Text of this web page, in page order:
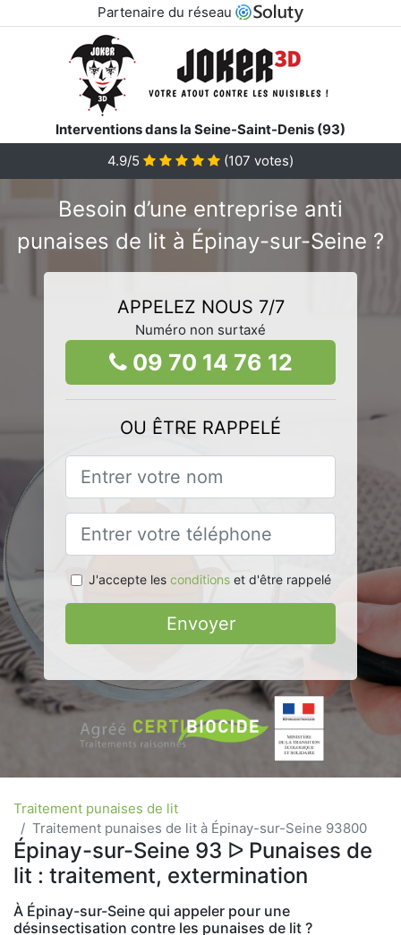
Partenaire du réseau
Interventions dans la Seine-Saint-Denis (93)
4.9/5
(107 votes)
Besoin d’une entreprise anti
punaises de lit à Épinay-sur-Seine ?
APPELEZ NOUS 7/7
Numéro non surtaxé
09 70 14 76 12
OU ÊTRE RAPPELÉ
J'accepte les conditionset d'être rappelé
Envoyer
Traitement punaises de lit
Traitement punaises de lit à Épinay-sur-Seine 93800
Épinay-sur-Seine 93 ᐅ Punaises de
lit : traitement, extermination
À Épinay-sur-Seine qui appeler pour une
désinsectisation contre les punaises de lit ?